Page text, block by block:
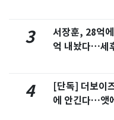
3
서장훈, 28억
억 내놨다…세
4
[단독] 더보이
에 안긴다…앳